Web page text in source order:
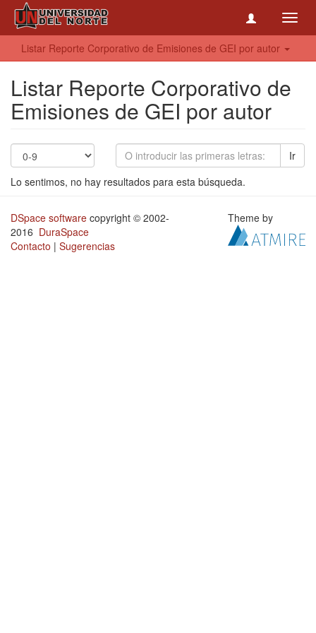
Listar Reporte Corporativo de Emisiones de GEI por autor
Listar Reporte Corporativo de
Emisiones de GEI por autor
Ir
Lo sentimos, no hay resultados para esta búsqueda.
DSpace software copyright © 2002-
2016 DuraSpace
Contacto | Sugerencias
Theme by